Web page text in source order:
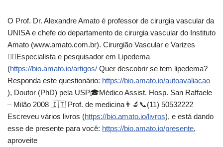
O Prof. Dr. Alexandre Amato é professor de cirurgia vascular da
UNISA e chefe do departamento de cirurgia vascular do Instituto
Amato (www.amato.com.br). Cirurgião Vascular e Varizes
👨‍⚕Especialista e pesquisador em Lipedema
(https://bio.amato.io/artigos/ Quer descobrir se tem lipedema?
Responda este questionário: https://bio.amato.io/autoavaliacao
), Doutor (PhD) pela USP🎓Médico Assist. Hosp. San Raffaele
– Milão 2008 🇮🇹 Prof. de medicina👨‍🔬📞(11) 50532222
Escreveu vários livros (https://bio.amato.io/livros), e está dando
esse de presente para você: https://bio.amato.io/presente,
aproveite